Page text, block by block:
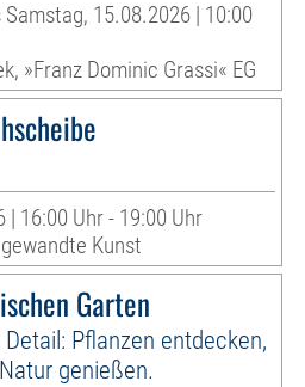
15.08.2026 | 10:00
»Franz Dominic Grassi« EG
16:00 Uhr - 19:00 Uhr
Kunst
Garten
Pflanzen entdecken,
genießen.